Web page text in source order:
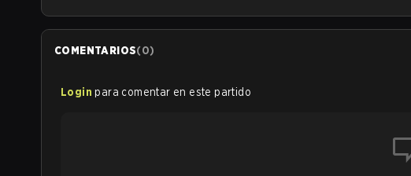
COMENTARIOS(0)
Login para comentar en este partido